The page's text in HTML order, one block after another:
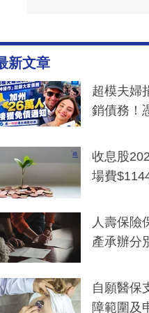
新文章
超模夫婦
銷債務！
一度被誤
收息股
場費
人壽保險
產承辦分
自願醫保
障範圍及